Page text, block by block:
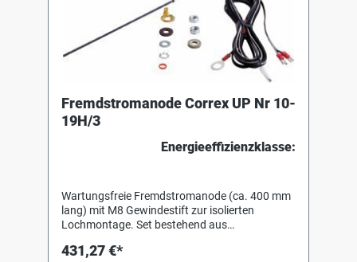
Fremdstromanode Correx UP Nr 10-
19H/3
Energieeffizienzklasse:
Wartungsfreie Fremdstromanode (ca. 400 mm
lang) mit M8 Gewindestift zur isolierten
Lochmontage. Set bestehend aus
Anschluss an 230-V-Steckdose,
431,27 €*